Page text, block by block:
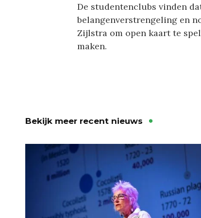
De studentenclubs vinden
belangenverstrengeling en
Zijlstra om open kaart te
maken.
Bekijk meer recent nieuws